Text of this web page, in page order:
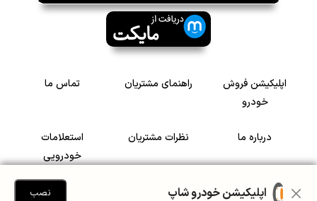
اپلیکیشن فروش
خودرو
راهنمای مشتریان تماس ما
درباره ما نظرات مشتریان
استعلامات
خودرویی
سرمایه گذاری در رضایت مشتریاناپلیکیشن خودرو شاپ نصب